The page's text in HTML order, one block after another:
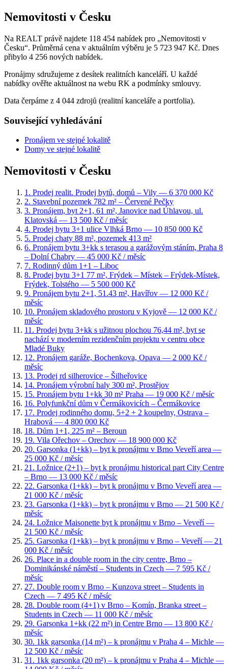
Nemovitosti v Česku
Na REALT právě najdete 118 454 nabídek pro „Nemovitosti v
Česku“. Průměrná cena v aktuálním výběru je 5 723 947 Kč. Dnes
přibylo 4 256 nových nabídek.
Pronájmy sdružujeme z desítek realitních kanceláří. U každé
nabídky ověřte aktuálnost na webu RK a podmínky smlouvy.
Data čerpáme z 4 044 zdrojů (realitní kanceláře a portfolia).
Související vyhledávání
Pronájem ve stejné lokalitě
Domy ve stejné lokalitě
Nemovitosti v Česku
1 . Prodej realit. Prodej bytů, domů – Vily — 6 370 000 Kč
2. Stavební pozemek 782 m² – Červené Pečky
3. Pronájem, byt 2+1, 61 m², Janovice nad Úhlavou, ul.
Klatovská — 13 500 Kč / měsíc
4. Prodej bytu 3+1 ulice Vlhká Brno — 10 850 000 Kč
5. Prodej chaty 88 m², pozemek 413 m²
6. Pronájem bytu 3+kk s terasou a garážovým stáním, Praha 8
– Dolní Chabry — 45 000 Kč / měsíc
7. Rodinný dům 1+1 – Liboc
8. Prodej bytu 3+1 77 m², Frýdek – Místek – Frýdek-Místek,
Frýdek, Tolstého — 5 500 000 Kč
9. Pronájem bytu 2+1, 51.43 m², Havířov — 12 000 Kč /
měsíc
10. Pronájem skladového prostoru v Kyjově — 12 000 Kč /
měsíc
11 . Prodej bytu 3+kk s užitnou plochou 76,44 m², byt se
nachází v moderním rezidenčním projektu v centru obce
Mladé Buky
12. Pronájem garáže, Bochenkova, Opava — 2 000 Kč /
měsíc
13. Prodej rd silherovice – Šilheřovice
14. Pronájem výrobní haly 300 m², Prostějov
15. Pronájem bytu 1+kk 30 m² Praha — 19 000 Kč / měsíc
16. Polyfunkční dům v Čermákovicích – Čermákovice
17. Prodej rodinného domu, 5+2 + 2 koupelny, Ostrava –
Hrabová — 4 800 000 Kč
18. Dům 1+1, 225 m² – Beroun
19. Vila Ořechov – Orechov — 18 900 000 Kč
20. Garsonka (1+kk) – byt k pronájmu v Brno Veveří area —
25 000 Kč / měsíc
21 . Ložnice (2+1) – byt k pronájmu historical part City Centre
– Brno — 13 000 Kč / měsíc
22. Garsonka (1+kk) – byt k pronájmu v Brno Veveří area —
21 000 Kč / měsíc
23. Garsonka (1+kk) – byt k pronájmu v Brno — 21 500 Kč /
měsíc
24. Ložnice Maisonette byt k pronájmu v Brno – Veveří—
21 500 Kč / měsíc
25. Garsonka (1+kk) – byt k pronájmu v Brno – Veveří— 21
000 Kč / měsíc
26. Place in a double room in the city centre, Brno –
Dominikánské náměstí – Students in Czech — 7 595 Kč /
měsíc
27. Double room v Brno – Kunzova street – Students in
Czech — 7 495 Kč / měsíc
28. Double room (4+1) v Brno – Komín, Branka street –
Students in Czech — 11 000 Kč / měsíc
29. Garsonka 1+kk (22 m²) in Centre Brno — 13 800 Kč /
měsíc
30. 1kk garsonka (14 m²) – k pronájmu v Praha 4 – Michle —
12 500 Kč / měsíc
31 . 1kk garsonka (20 m²) – k pronájmu v Praha 4 – Michle —